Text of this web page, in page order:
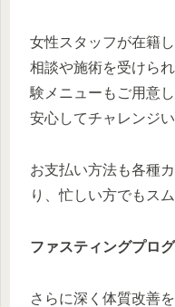
女性スタッフが在籍
相談や施術を受けら
験メニューもご用意
安心してチャレンジい
お支払い方法も各種
り、忙しい方でもス
ファスティングプロ
さらに深く体質改善